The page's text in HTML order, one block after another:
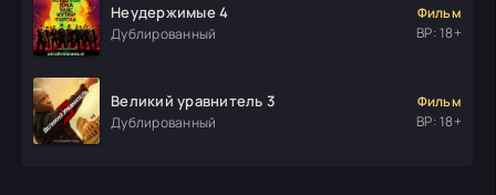
Неудержимые 4
Дублированный
Фильм
ВР: 18+
Великий уравнитель 3
Дублированный
Фильм
ВР: 18+